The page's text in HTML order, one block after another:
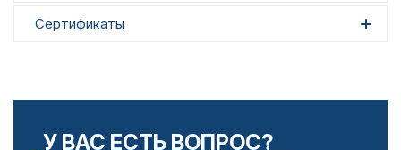
Сертификаты
У ВАС ЕСТЬ ВОПРОС?